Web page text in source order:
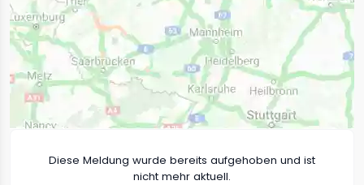
Diese Meldung wurde bereits aufgehoben und ist
nicht mehr aktuell.